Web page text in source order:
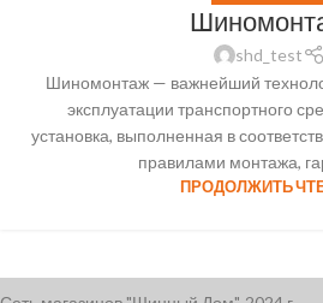
shd_test
Шиномонтаж — важнейший
эксплуатации транспортного
установка, выполненная в
правилами монтажа,
ПРОДОЛЖИТЬ